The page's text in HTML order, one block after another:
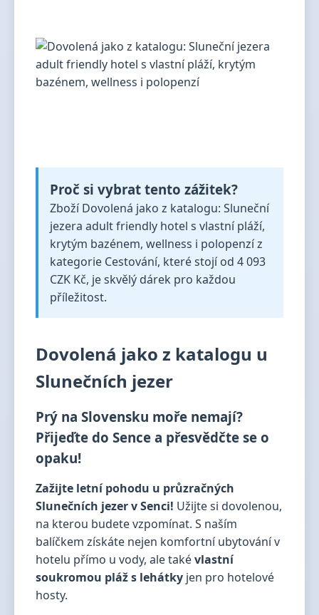
Proč si vybrat tento zážitek?
Zboží Dovolená jako z katalogu: Sluneční
jezera adult friendly hotel s vlastní pláží,
krytým bazénem, wellness i polopenzí z
kategorie Cestování, které stojí od 4 093
CZK Kč, je skvělý dárek pro každou
příležitost.
Dovolená jako z katalogu u
Slunečních jezer
Prý na Slovensku moře nemají?
Přijeďte do Sence a přesvědčte se o
opaku!
Zažijte letní pohodu u průzračných
Slunečních jezer v Senci! Užijte si dovolenou,
na kterou budete vzpomínat. S naším
balíčkem získáte nejen komfortní ubytování v
hotelu přímo u vody, ale takévlastní
soukromou pláž s lehátky jen pro hotelové
hosty.